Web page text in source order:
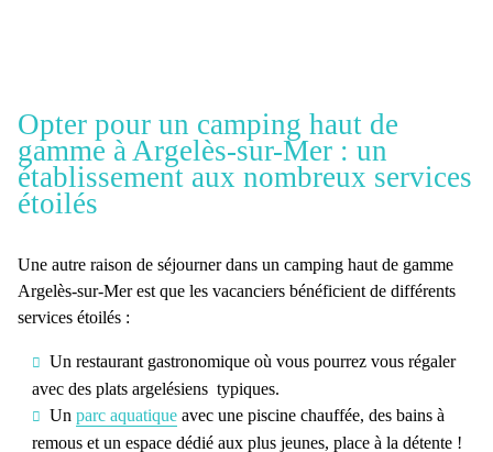
Opter pour un camping haut de
gamme à Argelès-sur-Mer : un
établissement aux nombreux services
étoilés
Une autre raison de séjourner dans un camping haut de gamme
Argelès-sur-Merest que les vacanciers bénéficient de différents
services étoilés :
Un restaurant gastronomique où vous pourrez vous régaler
avec des plats argelésiens typiques.
Un parc aquatiqueavec une piscine chauffée, des bains à
remous et un espace dédié aux plus jeunes, place à la détente !